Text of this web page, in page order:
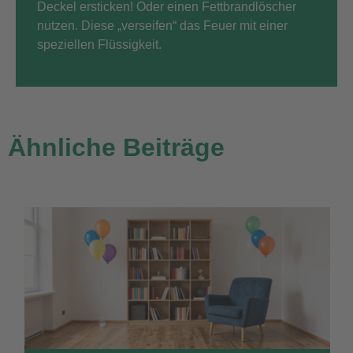
Deckel ersticken! Oder einen Fettbrandl öscher
nutzen. Diese „verseifen“ das Feuer mit einer
speziellen Flüssigkeit.
Ähnliche Beiträge